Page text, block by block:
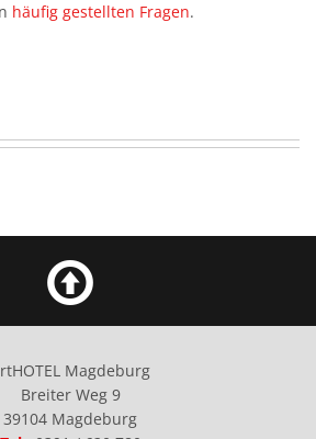
häufig gestellten Fragen.
Magdeburg
Breiter Weg 9
39104 Magdeburg